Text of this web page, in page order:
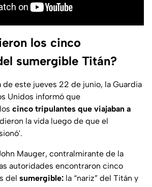
los cinco
sumergible Titán?
de este jueves 22 de junio, la Guardia
Unidos informó que
cinco tripulantes que viajaban a
la vida luego de que el
Mauger, contralmirante de la
autoridades encontraron cinco
del sumergible: la “nariz” del Titán y